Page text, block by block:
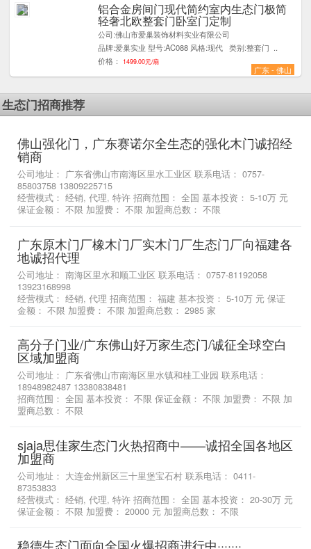
铝合金房间门现代简约室内生态门极简
轻奢北欧整套门卧室门定制
公司:佛山市爱巢装饰材料实业有限公司
品牌:爱巢实业 型号:AC088 风格:现代 类别:整套门 ..
价格：
1499.00元/扇
广东 - 佛山
1
生态门招商推荐
佛山强化门，广东赛诺尔全生态的强化木门诚招经
销商
公司地址： 广东省佛山市南海区里水工业区 联系电话： 0757-
85803758 13809225715
经营模式： 经销, 代理, 特许 招商范围： 全国 基本投资： 5-10万 元
保证金额： 不限 加盟费： 不限 加盟商总数： 不限
广东原木门厂橡木门厂实木门厂生态门厂向福建各
地诚招代理
公司地址： 南海区里水和顺工业区 联系电话： 0757-81192058
13923168998
经营模式： 经销, 代理 招商范围： 福建 基本投资： 5-10万 元 保证
金额： 不限 加盟费： 不限 加盟商总数： 2985 家
高分子门业/广东佛山好万家生态门/诚征全球空白
区域加盟商
公司地址： 广东省佛山市南海区里水镇和桂工业园 联系电话：
18948982487 13380838481
招商范围： 全国 基本投资： 不限 保证金额： 不限 加盟费： 不限 加
盟商总数： 不限
sjaja思佳家生态门火热招商中——诚招全国各地区
加盟商
公司地址： 大连金州新区三十里堡宝石村 联系电话： 0411-
87353833
经营模式： 经销, 代理, 特许 招商范围： 全国 基本投资： 20-30万 元
保证金额： 不限 加盟费： 20000 元 加盟商总数： 不限
稳德生态门面向全国火爆招商进行中·······